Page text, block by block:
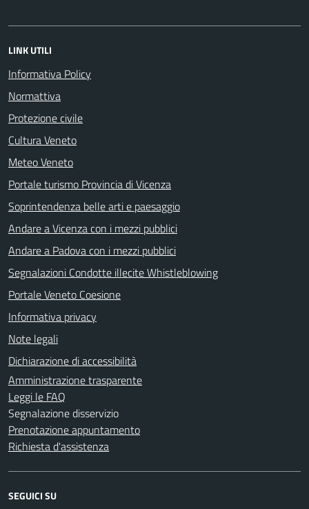
LINK UTILI
Informativa Policy
Normattiva
Protezione civile
Cultura Veneto
Meteo Veneto
Portale turismo Provincia di Vicenza
Soprintendenza belle arti e paesaggio
Andare a Vicenza con i mezzi pubblici
Andare a Padova con i mezzi pubblici
Segnalazioni Condotte illecite Whistleblowing
Portale Veneto Coesione
Informativa privacy
Note legali
Dichiarazione di accessibilità
Amministrazione trasparente
Leggi le FAQ
Segnalazione disservizio
Prenotazione appuntamento
Richiesta d'assistenza
SEGUICI SU